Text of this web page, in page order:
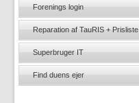
Forenings login
Reparation af TauRIS + Prisliste
Superbruger IT
Find duens ejer